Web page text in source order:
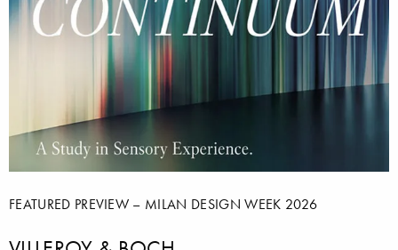
FEATURED PREVIEW – MILAN DESIGN WEEK 2026